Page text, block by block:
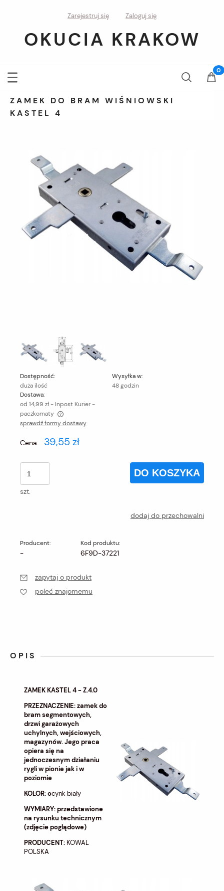
Zarejestruj się Zaloguj się
OKUCIA KRAKOW
ZAMEK DO BRAM WIŚNIOWSKI
KASTEL 4
Dostępność:
duża ilość
Wysyłka w:
48 godzin
Dostawa:
od 14,99 zł- Inpost Kurier -
paczkomaty
Cena nie zawiera ewentualnych kosztów płatności
sprawdź formy dostawy
Cena: 39,55 zł
szt.
DO KOSZYKA
dodaj do przechowalni
Producent:
-
Kod produktu:
6F9D-37221
zapytaj o produkt
poleć znajomemu
OPIS
ZAMEK KASTEL 4 - Z.4.0
PRZEZNACZENIE: zamek do
bram segmentowych,
drzwi garażowych
uchylnych, wejściowych,
magazynów. Jego praca
opiera się na
jednoczesnym działaniu
rygli w pionie jak i w
poziomie
KOLOR: ocynk biały
WYMIARY: przedstawione
na rysunku technicznym
(zdjęcie poglądowe)
PRODUCENT: KOWAL
POLSKA